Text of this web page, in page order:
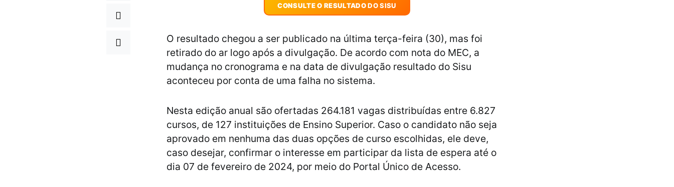
CONSULTE O RESULTADODO SISU
O resultado chegou a ser publicado na última terça-feira (30), mas foi
retirado do ar logo após a divulgação. De acordo com nota do MEC, a
mudança no cronograma e na data de divulgação resultado do Sisu
aconteceu por conta de uma falha no sistema.
Nesta edição anual são ofertadas 264.181 vagas distribuídas entre 6.827
cursos, de 127 instituições de Ensino Superior. Caso o candidato não seja
aprovado em nenhuma das duas opções de curso escolhidas, ele deve,
caso desejar, confirmar o interesse em participar da lista de espera até o
dia 07 de fevereiro de 2024, por meio do Portal Único de Acesso.